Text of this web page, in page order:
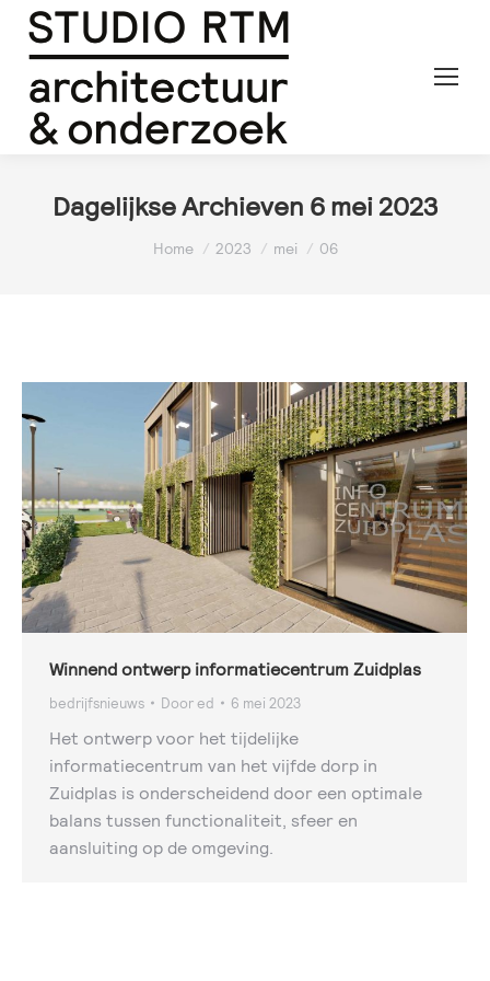
Dagelijkse Archieven 6 mei 2023
Home 2023 mei 06
Winnend ontwerp informatiecentrum Zuidplas
bedrijfsnieuws Doored 6 mei 2023
Het ontwerp voor het tijdelijke
informatiecentrum van het vijfde dorp in
Zuidplas is onderscheidend door een optimale
balans tussen functionaliteit, sfeer en
aansluiting op de omgeving.